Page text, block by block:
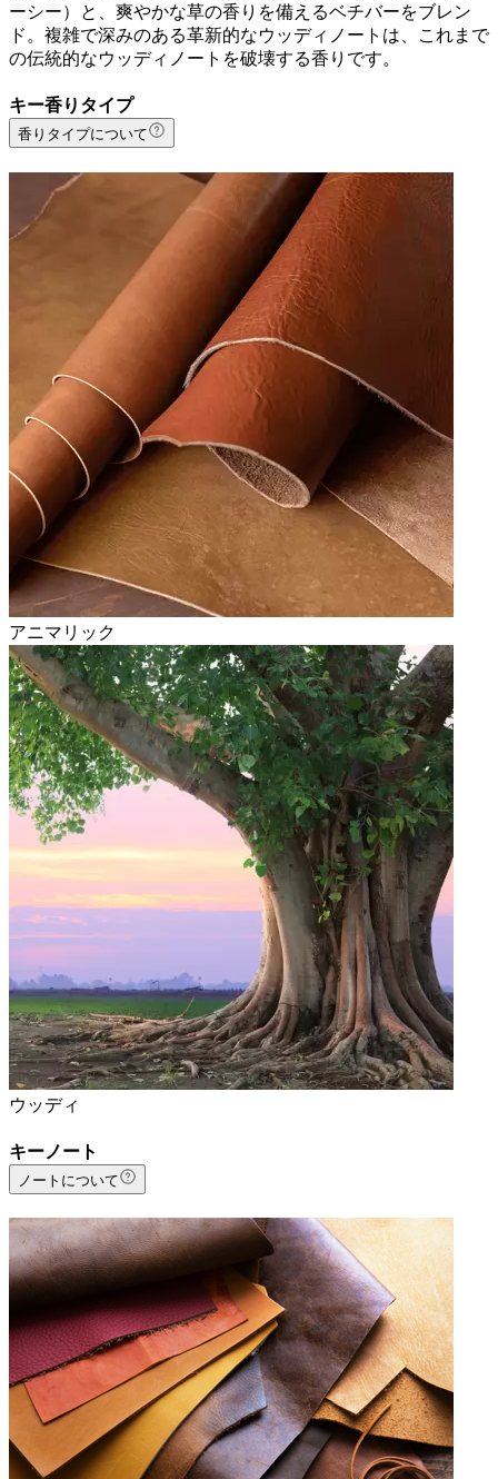
ーシー）と、爽やかな草の香りを備えるベチバーをブレン
ド。複雑で深みのある革新的なウッディノートは、これまで
の伝統的なウッディノートを破壊する香りです。
キー香りタイプ
香りタイプについて
アニマリック
ウッディ
キーノート
ノートについて